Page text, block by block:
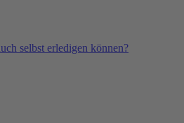
selbst erledigen können?